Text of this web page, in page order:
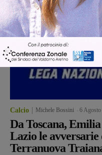
Calcio Michele Bossini 6
Da Toscana,
Lazio le
Terranuova